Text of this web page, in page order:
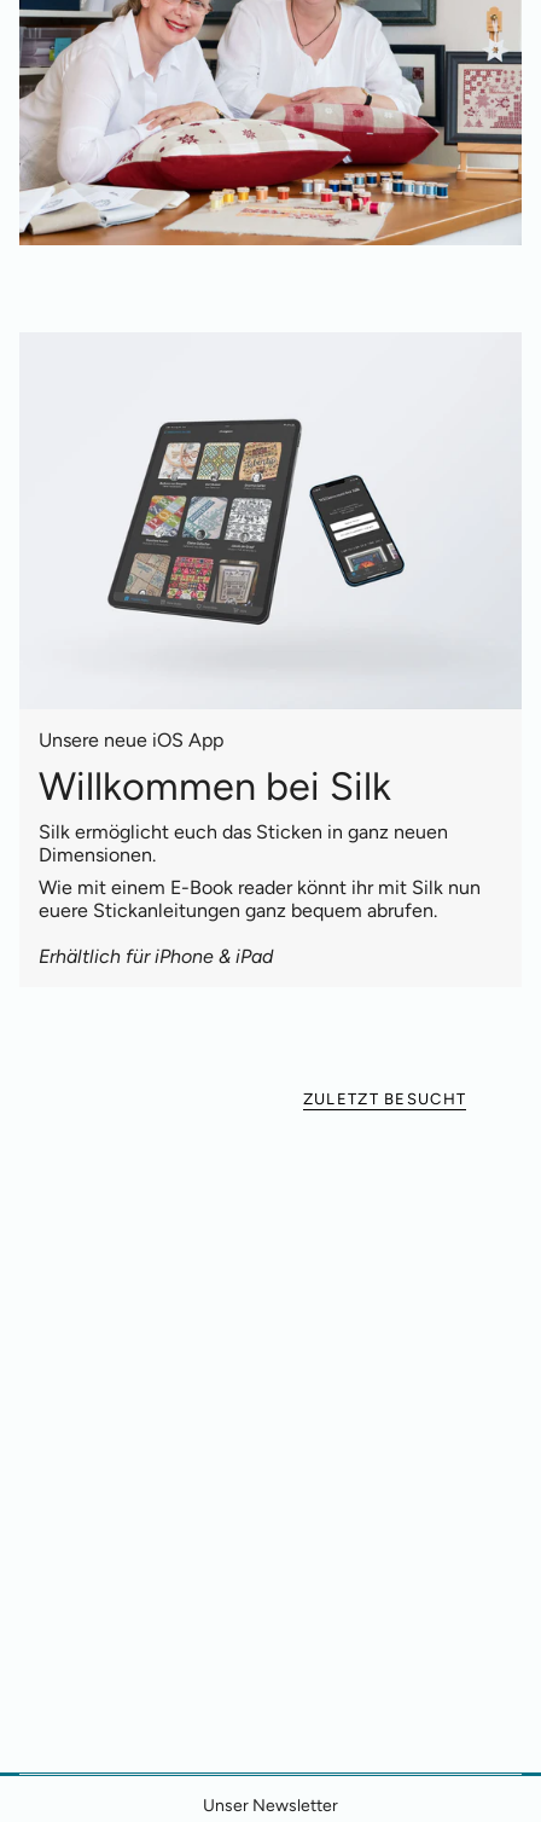
Unsere neue iOS App
Willkommen bei Silk
Silk ermöglicht euch das Sticken in ganz neuen
Dimensionen.
Wie mit einem E-Book reader könnt ihr mit Silk nun
euere Stickanleitungen ganz bequem abrufen.
Erhältlich für iPhone & iPad
ZULETZT BESUCHT
Unser Newsletter